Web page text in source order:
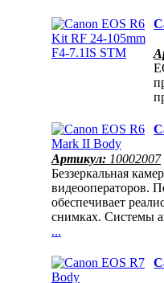
Артикул: 10002007
Беззеркальная
видеооператоров.
обеспечивает
снимках. Системы
...